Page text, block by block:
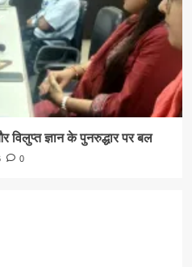
विलुप्त ज्ञान के पुनरुद्धार पर बल
0